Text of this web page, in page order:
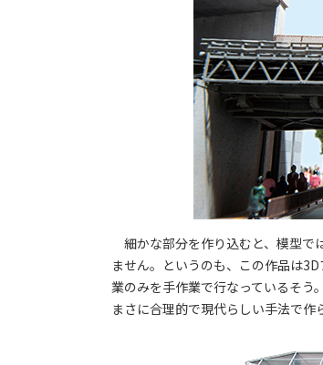
細かな部分を作り込むと、模型で
ません。というのも、この作品は
業のみを手作業で行なっているそう
まさに合理的で現代らしい手法で作